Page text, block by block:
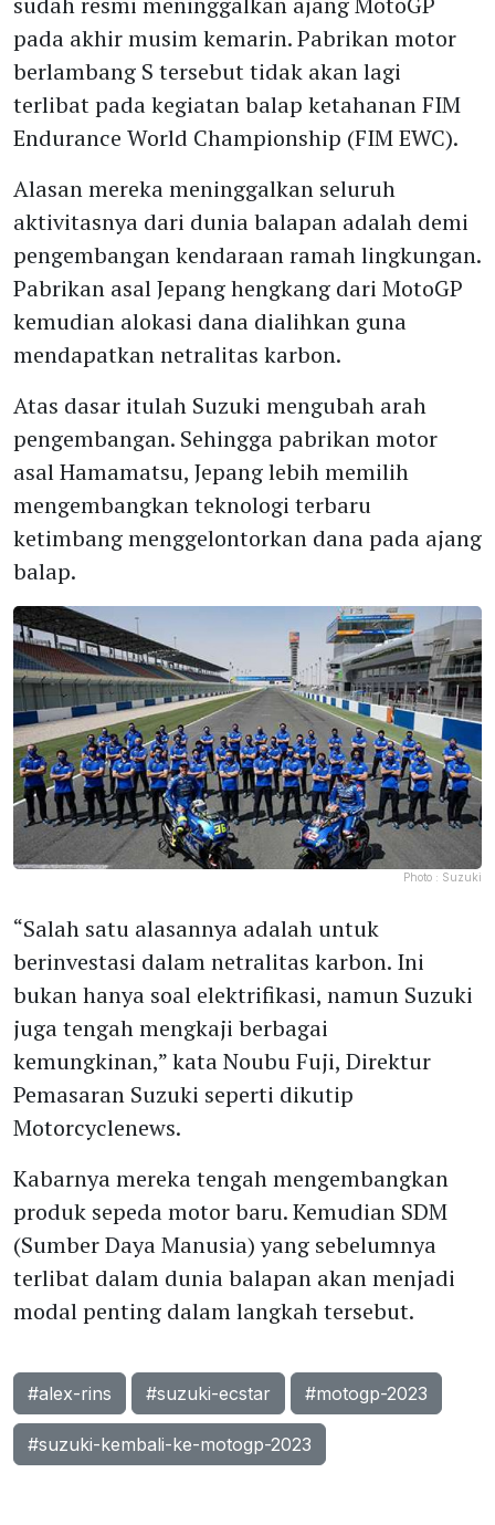
pada akhir musim kemarin. Pabrikan motor
berlambang S tersebut tidak akan lagi
terlibat pada kegiatan balap ketahanan FIM
Endurance World Championship (FIM EWC).
Alasan mereka meninggalkan seluruh
aktivitasnya dari dunia balapan adalah demi
pengembangan kendaraan ramah lingkungan.
Pabrikan asal Jepang hengkang dari MotoGP
kemudian alokasi dana dialihkan guna
mendapatkan netralitas karbon.
Atas dasar itulah Suzuki mengubah arah
pengembangan. Sehingga pabrikan motor
asal Hamamatsu, Jepang lebih memilih
mengembangkan teknologi terbaru
ketimbang menggelontorkan dana pada ajang
balap.
Photo : Suzuki
“Salah satu alasannya adalah untuk
berinvestasi dalam netralitas karbon. Ini
bukan hanya soal elektrifikasi, namun Suzuki
juga tengah mengkaji berbagai
kemungkinan,” kata Noubu Fuji, Direktur
Pemasaran Suzuki seperti dikutip
Motorcyclenews.
Kabarnya mereka tengah mengembangkan
produk sepeda motor baru. Kemudian SDM
(Sumber Daya Manusia) yang sebelumnya
terlibat dalam dunia balapan akan menjadi
modal penting dalam langkah tersebut.
#alex-rins #suzuki-ecstar #motogp-2023
#suzuki-kembali-ke-motogp-2023